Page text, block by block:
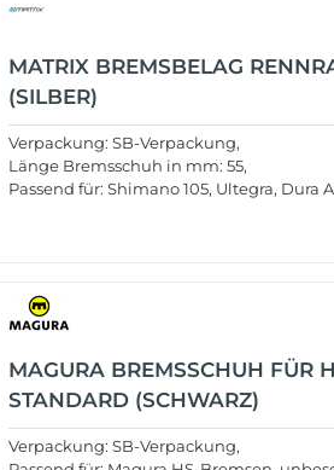
MATRIX BREMSBELAG
(SILBER)
Verpackung: SB-Verpackung,
Länge Bremsschuh in mm: 55,
Passend für: Shimano 105, Ultegra, Dura
MAGURA BREMSSCHUH FÜR
STANDARD (SCHWARZ)
Verpackung: SB-Verpackung,